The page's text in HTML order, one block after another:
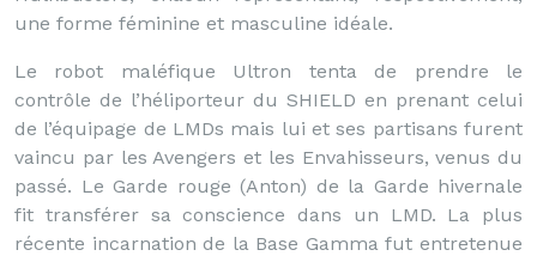
une forme féminine et masculine idéale.
Le robot maléfique Ultron tenta de prendre le
contrôle de l’héliporteur du SHIELD en prenant celui
de l’équipage de LMDs mais lui et ses partisans furent
vaincu par les Avengers et les Envahisseurs, venus du
passé. Le Garde rouge (Anton) de la Garde hivernale
fit transférer sa conscience dans un LMD. La plus
récente incarnation de la Base Gamma fut entretenue